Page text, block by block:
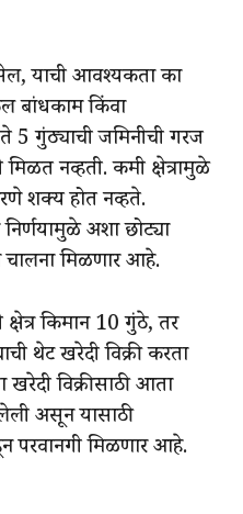
याची आवश्यकता का
बांधकाम किंवा
5 गुंठ्याची जमिनीची गरज
नव्हती. कमी क्षेत्रामुळे
शक्य होत नव्हते.
निर्णयामुळे अशा छोट्या
चालना मिळणार आहे.
क्षेत्र किमान 10 गुंठे, तर
थेट खरेदी विक्री करता
खरेदी विक्रीसाठी आता
असून यासाठी
परवानगी मिळणार आहे.